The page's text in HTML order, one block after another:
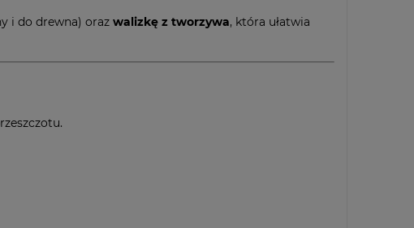
i do drewna) oraz walizkę z tworzywa, która ułatwia